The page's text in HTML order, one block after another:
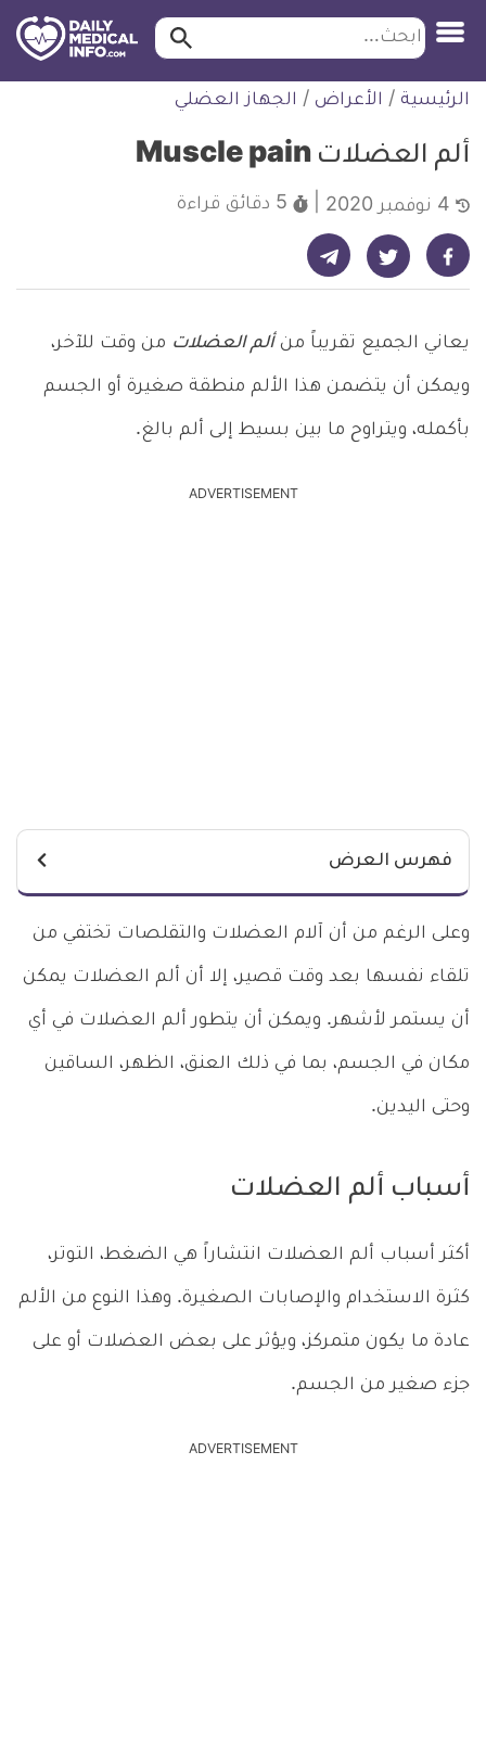
التخطي
للمحتوى
ابحث ابحث…
الرئيسية / الأعراض / الجهاز العضلي
ألم العضلات Muscle pain
5 دقائق قراءة
شارك على فيسبوك - ديلي ميديكال انفو شارك على تويتر - ديلي ميديكال انفو شارك على تيليجرام - ديلي ميديكال انفو
يعاني الجميع تقريباً منألم العضلات من وقت للآخر،
ويمكن أن يتضمن هذا الألم منطقة صغيرة أو الجسم
بأكمله، ويتراوح ما بين بسيط إلى ألم بالغ.
ADVERTISEMENT
فهرس العرض
وعلى الرغم من أن آلام العضلات والتقلصات تختفي من
تلقاء نفسها بعد وقت قصير، إلا أن ألم العضلات يمكن
أن يستمر لأشهر. ويمكن أن يتطور ألم العضلات في أي
مكان في الجسم، بما في ذلك العنق، الظهر، الساقين
وحتى اليدين.
أسباب ألم العضلات
أكثر أسباب ألم العضلات انتشاراً هي الضغط، التوتر،
كثرة الاستخدام والإصابات الصغيرة. وهذا النوع من الألم
عادة ما يكون متمركز، ويؤثر على بعض العضلات أو على
جزء صغير من الجسم.
ADVERTISEMENT